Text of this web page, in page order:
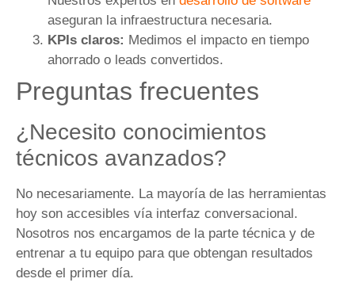
aseguran la infraestructura necesaria.
KPIs claros: Medimos el impacto en tiempo
ahorrado o leads convertidos.
Preguntas frecuentes
¿Necesito conocimientos
técnicos avanzados?
No necesariamente. La mayoría de las herramientas
hoy son accesibles vía interfaz conversacional.
Nosotros nos encargamos de la parte técnica y de
entrenar a tu equipo para que obtengan resultados
desde el primer día.